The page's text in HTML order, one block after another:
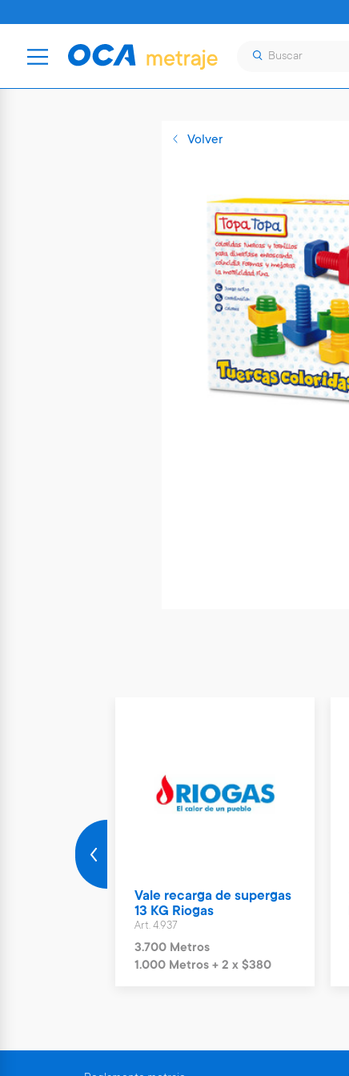
Volver
Vale recarga de supergas
13 KG Riogas
Art. 4.937
3.700 Metros
1.000 Metros + 2 x $380